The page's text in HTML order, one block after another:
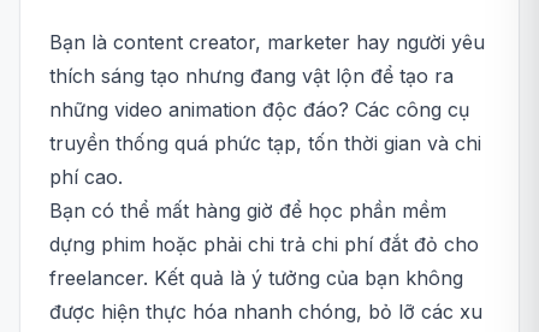
Bạn là content creator, marketer hay người yêu
thích sáng tạo nhưng đang vật lộn để tạo ra
những video animation độc đáo? Các công cụ
truyền thống quá phức tạp, tốn thời gian và chi
phí cao.
Bạn có thể mất hàng giờ để học phần mềm
dựng phim hoặc phải chi trả chi phí đắt đỏ cho
freelancer. Kết quả là ý tưởng của bạn không
được hiện thực hóa nhanh chóng, bỏ lỡ các xu